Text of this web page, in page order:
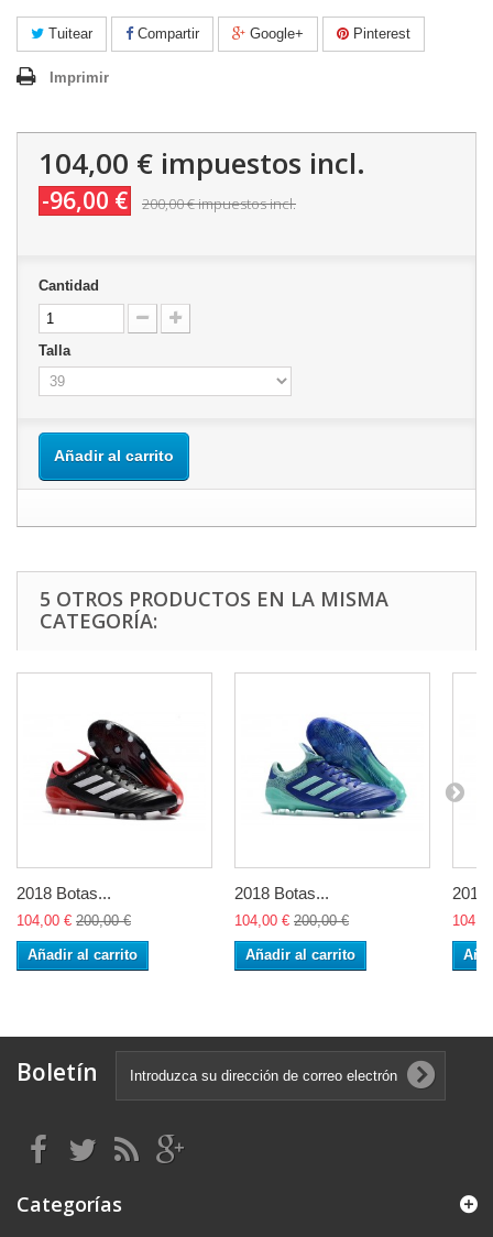
Tuitear Compartir Google+ Pinterest
Imprimir
104,00 € impuestos incl.
-96,00 € 200,00 €impuestos incl.
Cantidad
Talla
Añadir al carrito
5 OTROS PRODUCTOS EN LA MISMA
CATEGORÍA:
2018 Botas...
104,00 € 200,00 €
Añadir al carrito
2018 Botas...
104,00 € 200,00 €
Añadir al carrito
2018
Boletín
Categorías